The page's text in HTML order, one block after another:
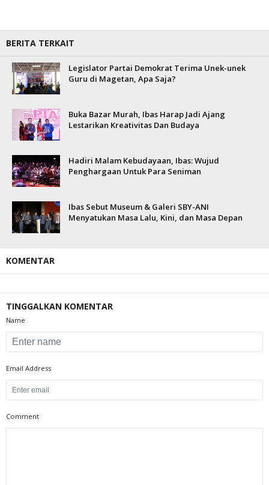
BERITA TERKAIT
Legislator Partai Demokrat Terima Unek-unek
Guru di Magetan, Apa Saja?
Buka Bazar Murah, Ibas Harap Jadi Ajang
Lestarikan Kreativitas Dan Budaya
Hadiri Malam Kebudayaan, Ibas: Wujud
Penghargaan Untuk Para Seniman
Ibas Sebut Museum & Galeri SBY-ANI
Menyatukan Masa Lalu, Kini, dan Masa Depan
KOMENTAR
TINGGALKAN KOMENTAR
Name
Email Address
Comment